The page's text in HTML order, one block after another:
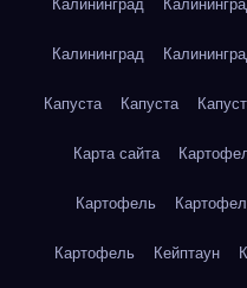
Калининград
Калининград
Капуста Капуста
Карта сайта
Картофель
Картофель Кейптаун